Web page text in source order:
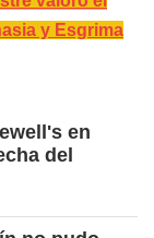
y Esgrima
en
del